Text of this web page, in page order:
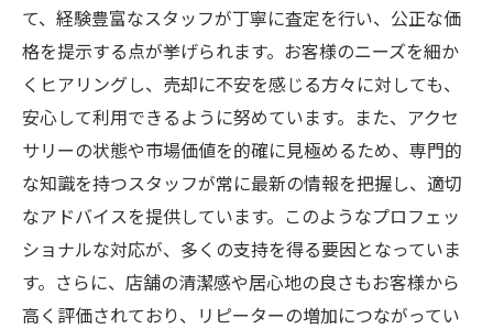
買取大吉新静岡店の価格設定の秘密
安心の査定過程で公正な価格を提供
実績に基づいた信頼の買取価格
静岡市内での公正価格の実現
静岡市で安心してアクセサリー買取をするため
のガイド
安心して買取をするためのステップガイド
静岡市でアクセサリー買取に安心できる方
法
て、経験豊富なスタッフが丁寧に査定を行い、公正な価
格を提示する点が挙げられます。お客様のニーズを細か
くヒアリングし、売却に不安を感じる方々に対しても、
安心して利用できるように努めています。また、アクセ
サリーの状態や市場価値を的確に見極めるため、専門的
な知識を持つスタッフが常に最新の情報を把握し、適切
なアドバイスを提供しています。このようなプロフェッ
ショナルな対応が、多くの支持を得る要因となっていま
す。さらに、店舗の清潔感や居心地の良さもお客様から
高く評価されており、リピーターの増加につながってい